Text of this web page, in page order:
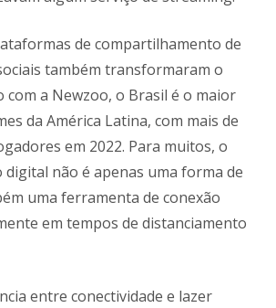
de compartilhamento de
também transformaram o
com a Newzoo, o Brasil é o maior
da América Latina, com mais de
em 2022. Para muitos, o
não é apenas uma forma de
uma ferramenta de conexão
em tempos de distanciamento
entre conectividade e lazer